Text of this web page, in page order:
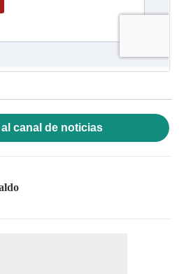
canal de noticias